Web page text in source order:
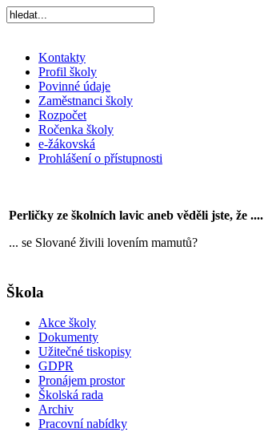
Kontakty
Profil školy
Povinné údaje
Zaměstnanci školy
Rozpočet
Ročenka školy
e-žákovská
Prohlášení o přístupnosti
Perličky ze školních lavic aneb věděli jste, že ....
... se Slované živili lovením mamutů?
Škola
Akce školy
Dokumenty
Užitečné tiskopisy
GDPR
Pronájem prostor
Školská rada
Archiv
Pracovní nabídky